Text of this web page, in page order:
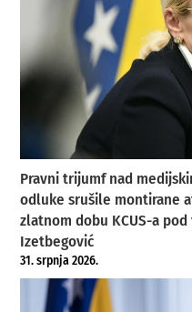
Pravni trijumf nad
odluke srušile montirane
zlatnom dobu KCUS-a
Izetbegović
31. srpnja 2026.